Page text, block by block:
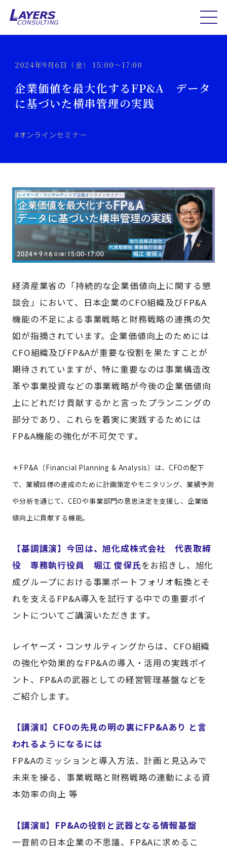
2024年9月6日（金） 15:00～17:00
企業価値を最大化するFP&A データ
に基づいた横串管理の実践
#オンラインセミナー
経済産業省の「持続的な企業価値向上に関する懇
談会」において、日本企業のCFO組織及びFP&A
機能の不足による事業戦略と財務戦略の連携の欠
如が指摘されています。企業価値向上のためには
CFO組織及びFP&Aが重要な役割を果たすことが
期待されていますが、特に重要なのは事業構造改
革や事業投資などの事業戦略が今後の企業価値向
上にどれだけ貢献するかと言ったプランニングの
部分であり、これらを着実に実践するためには
FP&A機能の強化が不可欠です。
＊FP&A（Financial Planning & Analysis）は、CFOの配下
で、業績目標の達成のために計画策定やモニタリング、業績予測
や分析を通じて、CEOや事業部門の意思決定を支援し、企業価
値向上に貢献する機能。
【基調講演】今回は、旭化成株式会社 代表取締
役 専務執行役員 堀江 俊保氏をお招きし、旭化
成グループにおける事業ポートフォリオ転換とそ
れを支えるFP&A導入を試行する中での重要ポイ
ントについてご講演いただきます。
レイヤーズ・コンサルティングからは、CFO組織
の強化や効果的なFP&Aの導入・活用の実践ポイ
ント、FP&Aの武器としての経営管理基盤などを
ご紹介します。
【講演Ⅱ】CFOの先見の明の裏にFP&Aあり と言
われるようになるには
FP&Aのミッションと導入方法、計画と見込みで
未来を操る、事業戦略と財務戦略の連動による資
本効率の向上 等
【講演Ⅲ】FP&Aの役割と武器となる情報基盤
一昔前の日本企業の不思議、FP&Aに求めるこ